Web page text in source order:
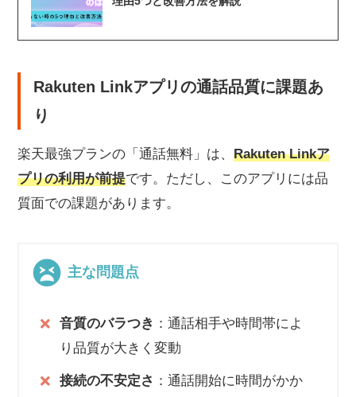
Rakuten Linkアプリの通話品質に課題あ
り
楽天最強プランの「通話無料」は、 Rakuten Linkア
プリの利用が前提です。ただし、このアプリには品
質面での課題があります。
主な問題点
音質のバラつき ：通話相手や時間帯によ
り品質が大きく変動
接続の不安定さ ：通話開始に時間がかか